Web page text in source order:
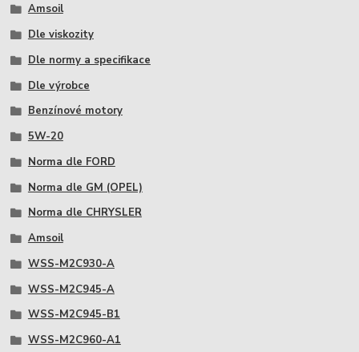
Amsoil
Dle viskozity
Dle normy a specifikace
Dle výrobce
Benzínové motory
5W-20
Norma dle FORD
Norma dle GM (OPEL)
Norma dle CHRYSLER
Amsoil
WSS-M2C930-A
WSS-M2C945-A
WSS-M2C945-B1
WSS-M2C960-A1